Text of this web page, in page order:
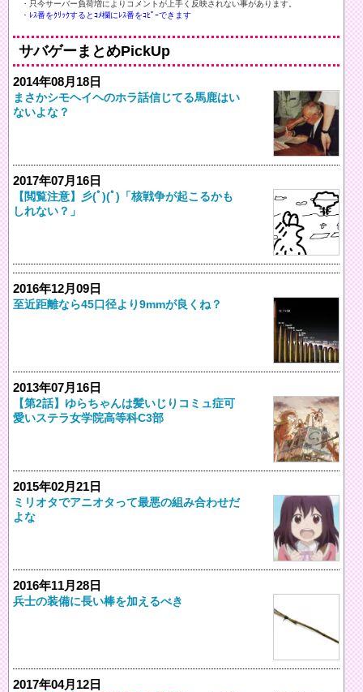
・只今サーバー負荷増によりコメントが上手く反映されない事があります。
・ﾚｽ番をｸﾘｯｸするとｺﾒ欄にﾚｽ番をｺﾋﾟｰできます
サバゲーまとめPickUp
2014年08月18日
まさかシモヘイヘのホラ話信じてる馬鹿はい
ないよな？
2017年07月16日
【閲覧注意】彡(ﾟ)(ﾟ)「核戦争が起こるかも
しれない？」
2016年12月09日
至近距離なら45口径より9mmが良くね？
2013年07月16日
【第2話】ゆらちゃんは髪いじりコミュ症可
愛いステラ女学院高等科C3部
2015年02月21日
ミリオタでアニオタって最悪の組み合わせだ
よな
2016年11月28日
兵士の装備に長い棒を加えるべき
2017年04月12日